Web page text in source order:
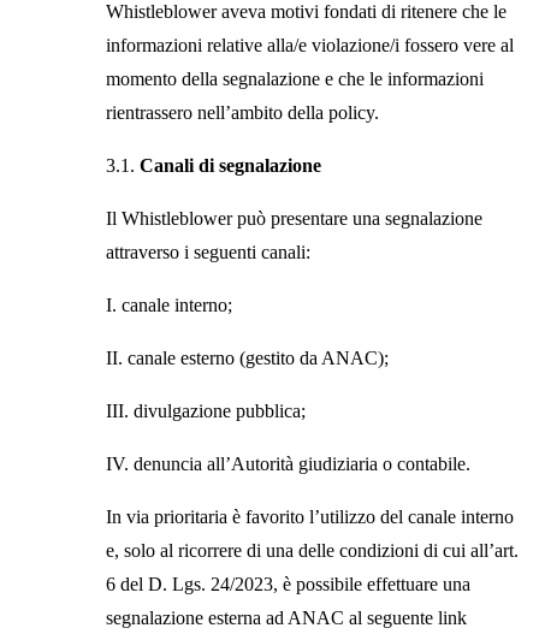
Whistleblower aveva motivi fondati di ritenere che le
informazioni relative alla/e violazione/i fossero vere al
momento della segnalazione e che le informazioni
rientrassero nell’ambito della policy.
3.1. Canali di segnalazione
Il Whistleblower può presentare una segnalazione
attraverso i seguenti canali:
I. canale interno;
II. canale esterno (gestito da ANAC);
III. divulgazione pubblica;
IV. denuncia all’Autorità giudiziaria o contabile.
In via prioritaria è favorito l’utilizzo del canale interno
e, solo al ricorrere di una delle condizioni di cui all’art.
6 del D. Lgs. 24/2023, è possibile effettuare una
segnalazione esterna ad ANAC al seguente link